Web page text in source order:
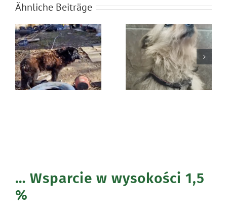
Ähnliche Beiträge
Błąkała się
sama w lesie
Ratunek Lesia
… Wsparcie w wysokości 1,5
%